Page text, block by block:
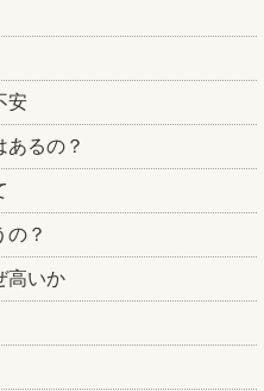
安
あるの？
の？
高いか